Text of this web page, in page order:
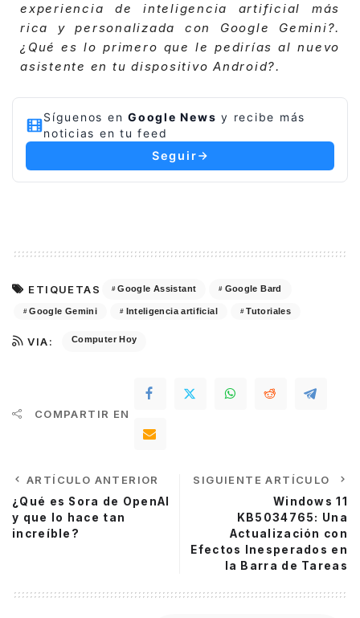
experiencia de inteligencia artificial más
rica y personalizada con Google Gemini?.
¿Qué es lo primero que le pedirías al nuevo
asistente en tu dispositivo Android?.
Síguenos en Google News y recibe más
noticias en tu feed
Seguir
ETIQUETAS Google Assistant Google Bard
Google Gemini Inteligencia artificial Tutoriales
VIA: Computer Hoy
COMPARTIR EN
ARTÍCULO ANTERIOR
¿Qué es Sora de OpenAI
y que lo hace tan
increíble?
SIGUIENTE ARTÍCULO
Windows 11
KB5034765: Una
Actualización con
Efectos Inesperados en
la Barra de Tareas